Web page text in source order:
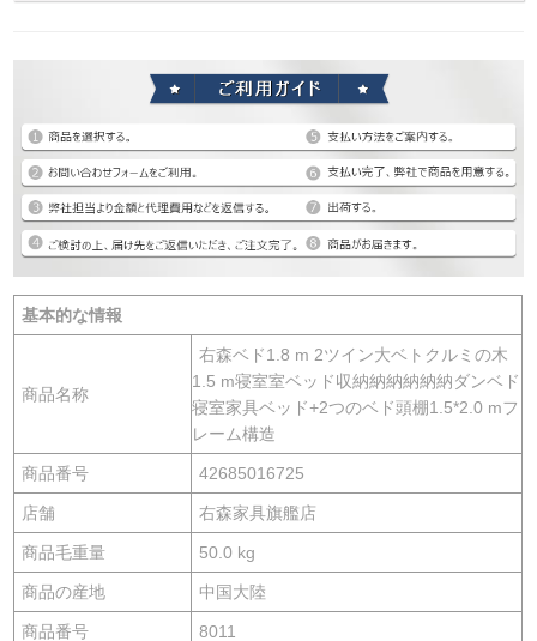
基本的な情報
商品名称
右森ベド1.8 m 2ツイン大ベトクルミの木
1.5 m寝室室ベッド収納納納納納納ダンベド
寝室家具ベッド+2つのベド頭棚1.5*2.0 mフ
レーム構造
商品番号 42685016725
店舗 右森家具旗艦店
商品毛重量 50.0 kg
商品の産地 中国大陸
商品番号 8011